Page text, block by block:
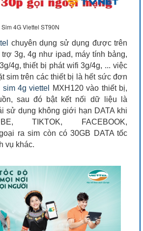
Sim 4G Viettel ST90N
chuyên dụng sử dụng được trên
3g, 4g như ipad, máy tính bảng,
4g, thiết bị phát wifi 3g/4g, ... việc
sim trên các thiết bị là hết sức đơn
sim 4g viettel
MXH120 vào thiết bị,
sau đó bật kết nối dữ liệu là
sử dụng không giới hạn DATA khi
TIKTOK, FACEBOOK,
ra sim còn có 30GB DATA tốc
vụ khác.